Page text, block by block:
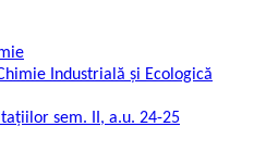
Industrială și Ecologică
sem. II, a.u. 24-25